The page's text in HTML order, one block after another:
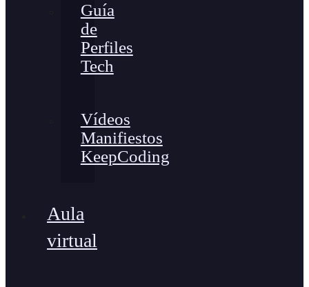
Guía
de
Perfiles
Tech
Vídeos
Manifiestos
KeepCoding
Aula
virtual